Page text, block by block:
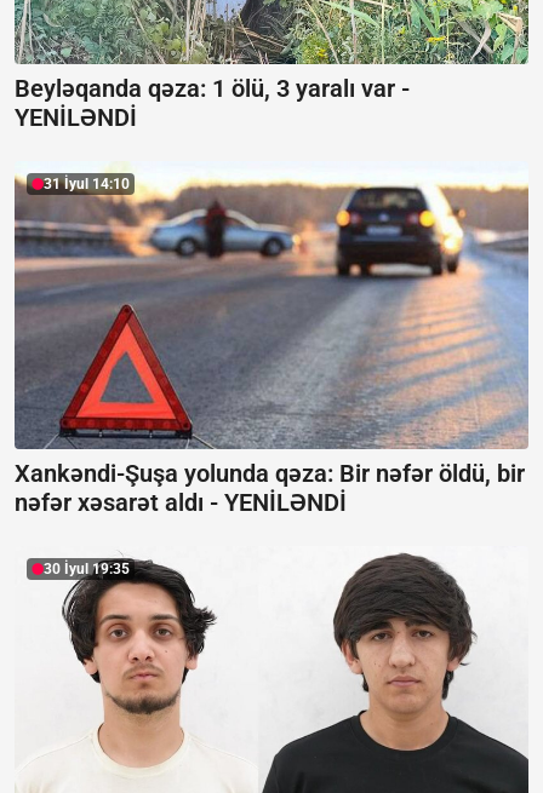
Beyləqanda qəza: 1 ölü, 3 yaralı var -
YENİLƏNDİ
31 İyul 14:10
Xankəndi-Şuşa yolunda qəza: Bir nəfər öldü, bir
nəfər xəsarət aldı - YENİLƏNDİ
30 İyul 19:35